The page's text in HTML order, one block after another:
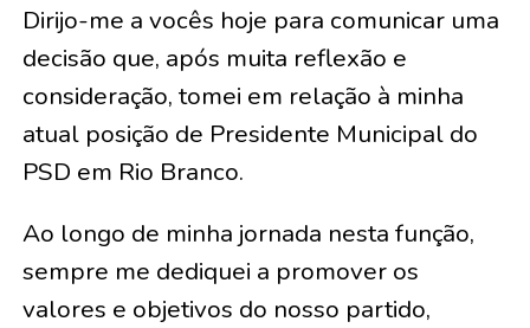
Dirijo-me a vocês hoje para comunicar uma
decisão que, após muita reflexão e
consideração, tomei em relação à minha
atual posição de Presidente Municipal do
PSD em Rio Branco.
Ao longo de minha jornada nesta função,
sempre me dediquei a promover os
valores e objetivos do nosso partido,